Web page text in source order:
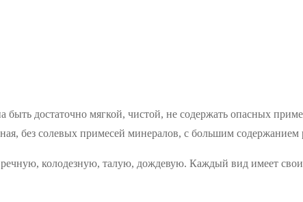
быть достаточно мягкой, чистой, не содержать опасных
без солевых примесей минералов, с большим содержанием
колодезную, талую, дождевую. Каждый вид имеет свои